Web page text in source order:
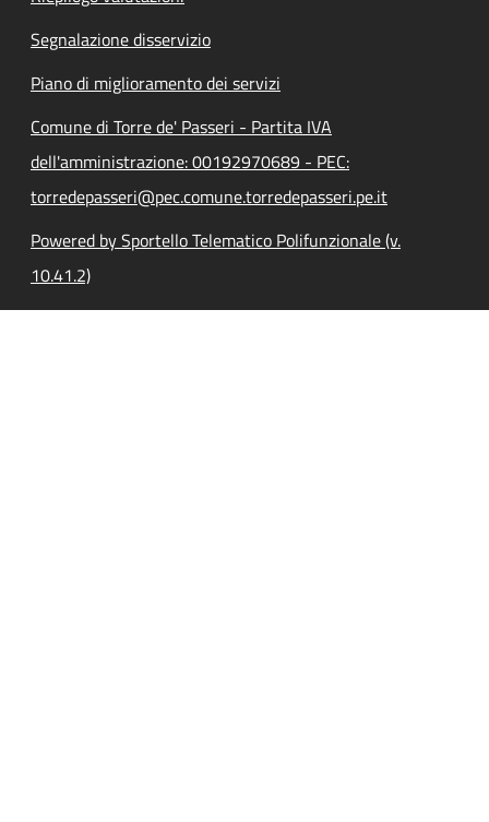
Segnalazione disservizio
Piano di miglioramento dei servizi
Comune di Torre de' Passeri - Partita IVA
dell'amministrazione: 00192970689 - PEC:
torredepasseri@pec.comune.torredepasseri.pe.it
Powered by Sportello Telematico Polifunzionale (v.
10.41.2)